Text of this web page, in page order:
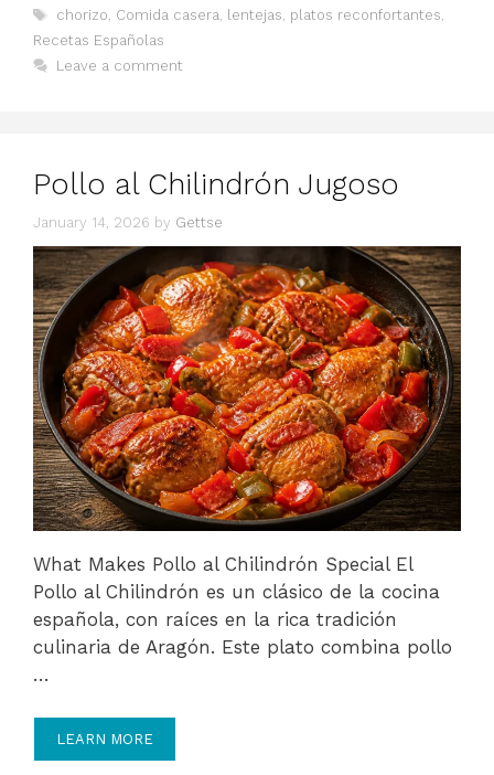
Tags
chorizo, Comida casera, lentejas, platos reconfortantes,
Recetas Españolas
Leave a comment
Pollo al Chilindrón Jugoso
January 14, 2026 by Gettse
What Makes Pollo al Chilindrón Special El
Pollo al Chilindrón es un clásico de la cocina
española, con raíces en la rica tradición
culinaria de Aragón. Este plato combina pollo
…
LEARN MORE